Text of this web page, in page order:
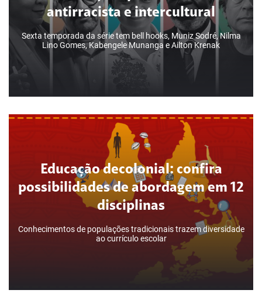
Língua Portuguesa | Literatura
antirracista e intercultural
Sexta temporada da série tem bell hooks, Muniz Sodré, Nilma
Lino Gomes, Kabengele Munanga e Ailton Krenak
Pensadores na Educação:
contribuições para um ensino
antirracista e intercultural
Educação decolonial: confira
possibilidades de abordagem em 12
disciplinas
Conhecimentos de populações tradicionais trazem diversidade
ao currículo escolar